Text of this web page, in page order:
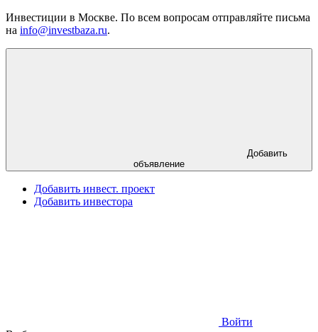
Инвестиции в Москве. По всем вопросам отправляйте письма
на info@investbaza.ru.
Добавить
объявление
Добавить инвест. проект
Добавить инвестора
Войти